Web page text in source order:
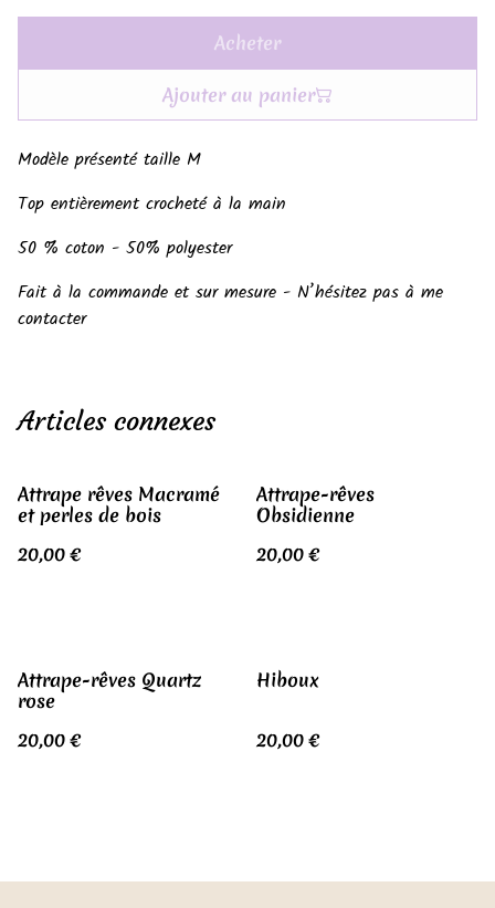
Acheter
Ajouter au panier
Modèle présenté taille M
Top entièrement crocheté à la main
50 % coton - 50% polyester
Fait à la commande et sur mesure - N’hésitez pas à me
contacter
Articles connexes
Attrape rêves Macramé
et perles de bois
20,00 €
Attrape-rêves
Obsidienne
20,00 €
Attrape-rêves Quartz
rose
20,00 €
Hiboux
20,00 €